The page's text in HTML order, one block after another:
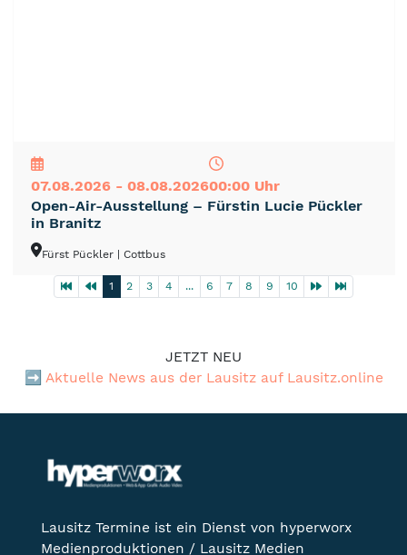
07.08.2026 - 08.08.202600:00 Uhr
Open-Air-Ausstellung – Fürstin Lucie Pückler
in Branitz
Fürst Pückler | Cottbus
1 2 3 4 ... 6 7 8 9 10
JETZT NEU
➡️ Aktuelle News aus der Lausitz auf Lausitz.online
Lausitz Termine ist ein Dienst von hyperworx
Medienproduktionen / Lausitz Medien